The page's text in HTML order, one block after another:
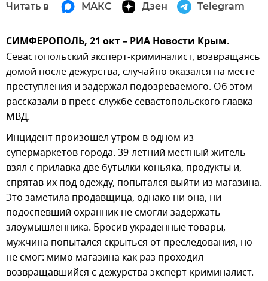
Читать в МАКС Дзен Telegram
СИМФЕРОПОЛЬ, 21 окт – РИА Новости Крым.
Севастопольский эксперт-криминалист, возвращаясь
домой после дежурства, случайно оказался на месте
преступления и задержал подозреваемого. Об этом
рассказали в пресс-службе севастопольского главка
МВД.
Инцидент произошел утром в одном из
супермаркетов города. 39-летний местный житель
взял с прилавка две бутылки коньяка, продукты и,
спрятав их под одежду, попытался выйти из магазина.
Это заметила продавщица, однако ни она, ни
подоспевший охранник не смогли задержать
злоумышленника. Бросив украденные товары,
мужчина попытался скрыться от преследования, но
не смог: мимо магазина как раз проходил
возвращавшийся с дежурства эксперт-криминалист.